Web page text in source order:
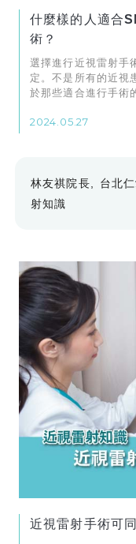
什麼樣的人適合
術？
選擇進行近視雷射手
定。不是所有的近視
於那些適合進行手術
2024.05.27
林友祺院長 台北
射知識
近視雷射手術可